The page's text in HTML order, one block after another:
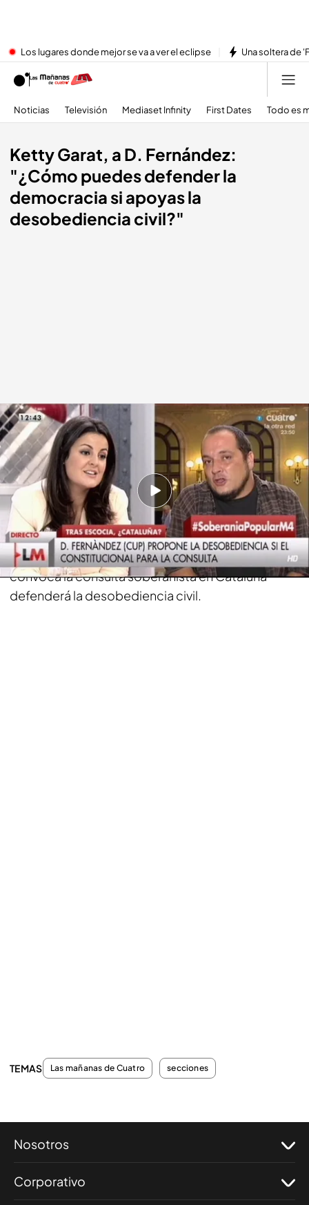
Los lugares donde mejor se va a ver el eclipse Una soltera de
Noticias Televisión Mediaset Infinity First Dates Todo es
Ketty Garat, a D. Fernández:
"¿Cómo puedes defender la
democracia si apoyas la
desobediencia civil?"
cuatro.com
19 SEP 2014 - 13:36h.
Compartir
El diputado de la Candidatura D'Unitat Popular ha
defendido en varias ocasiones que si no se
convoca la consulta soberanista en Cataluña
defenderá la desobediencia civil.
TEMAS Las mañanas de Cuatro secciones
Nosotros
Corporativo